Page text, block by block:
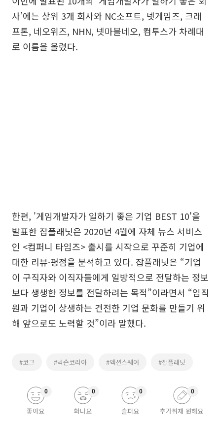
사’에는 상위 3개 회사와 NC소프트, 넷게임즈, 크래
프톤, 네오위즈, NHN, 넷마블네오, 컴투스가 차례대
로 이름을 올렸다.
한편, '게임개발자가 일하기 좋은 기업 BEST 10'을
발표한 잡플래닛은 2020년 4월에 자체 뉴스 서비스
인 <컴퍼니 타임즈> 출시를 시작으로 꾸준히 기업에
대한 리뷰·평점을 분석하고 있다. 잡플래닛은 “기업
이 구직자와 이직자들에게 일방적으로 전달하는 정보
보다 생생한 정보를 전달하려는 목적”이라면서 “임직
원과 기업이 상생하는 건전한 기업 문화를 만들기 위
해 앞으로도 노력할 것”이라 말했다.
#코그 #넥슨코리아 #액션스퀘어 #잡플래닛
좋아요
0
화나요
0
슬퍼요
0
추가취재 원해요
0